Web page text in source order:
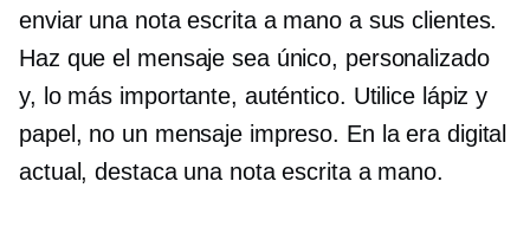
enviar una nota escrita a mano a sus clientes.
Haz que el mensaje sea único, personalizado
y, lo más importante, auténtico. Utilice lápiz y
papel, no un mensaje impreso. En la era digital
actual, destaca una nota escrita a mano.